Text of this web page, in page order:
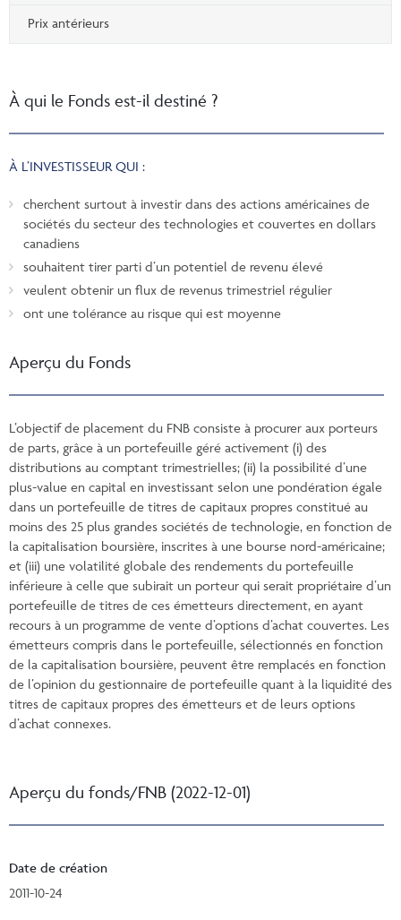
Prix antérieurs
À qui le Fonds est-il destiné ?
À L’INVESTISSEUR QUI :
cherchent surtout à investir dans des actions américaines de
sociétés du secteur des technologies et couvertes en dollars
canadiens
souhaitent tirer parti d’un potentiel de revenu élevé
veulent obtenir un flux de revenus trimestriel régulier
ont une tolérance au risque qui est moyenne
Aperçu du Fonds
L’objectif de placement du FNB consiste à procurer aux porteurs
de parts, grâce à un portefeuille géré activement (i) des
distributions au comptant trimestrielles; (ii) la possibilité d’une
plus-value en capital en investissant selon une pondération égale
dans un portefeuille de titres de capitaux propres constitué au
moins des 25 plus grandes sociétés de technologie, en fonction de
la capitalisation boursière, inscrites à une bourse nord-américaine;
et (iii) une volatilité globale des rendements du portefeuille
inférieure à celle que subirait un porteur qui serait propriétaire d’un
portefeuille de titres de ces émetteurs directement, en ayant
recours à un programme de vente d’options d’achat couvertes. Les
émetteurs compris dans le portefeuille, sélectionnés en fonction
de la capitalisation boursière, peuvent être remplacés en fonction
de l’opinion du gestionnaire de portefeuille quant à la liquidité des
titres de capitaux propres des émetteurs et de leurs options
d’achat connexes.
Aperçu du fonds/FNB (2022-12-01)
Date de création
2011-10-24